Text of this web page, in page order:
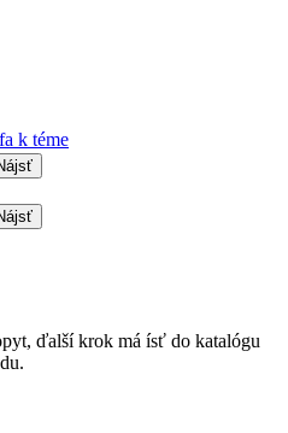
k téme
ďalší krok má ísť do katalógu